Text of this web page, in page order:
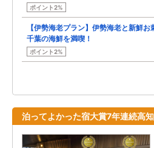
ポイント2%
【伊勢海老プラン】伊勢海老と新鮮お
千葉の海鮮を満喫！
ポイント2%
泊ってよかった宿大賞7年連続高